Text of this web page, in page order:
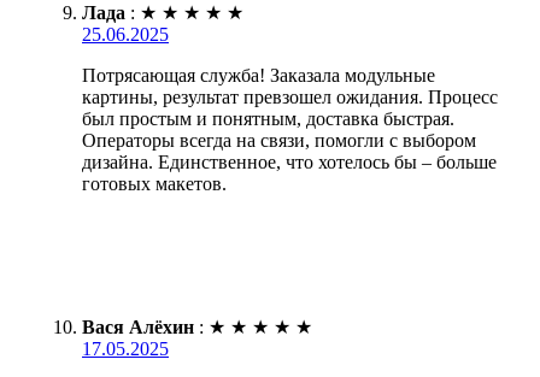
Лада : ★ ★ ★ ★ ★
25.06.2025
Потрясающая служба! Заказала модульные
картины, результат превзошел ожидания. Процесс
был простым и понятным, доставка быстрая.
Операторы всегда на связи, помогли с выбором
дизайна. Единственное, что хотелось бы – больше
готовых макетов.
Вася Алёхин : ★ ★ ★ ★ ★
17.05.2025